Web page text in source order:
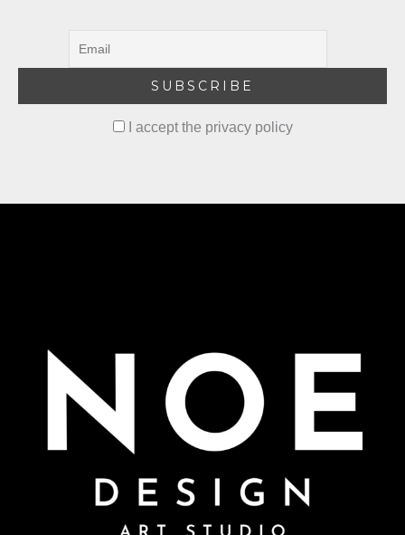
I accept the privacy policy